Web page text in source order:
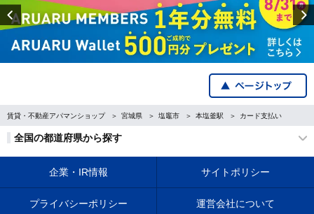
Previous
賃貸・不動産アパマンショップ 宮城県 塩竈市 本塩釜駅 カード支払い
全国の都道府県から探す
企業・IR情報 サイトポリシー
プライバシーポリシー 運営会社について